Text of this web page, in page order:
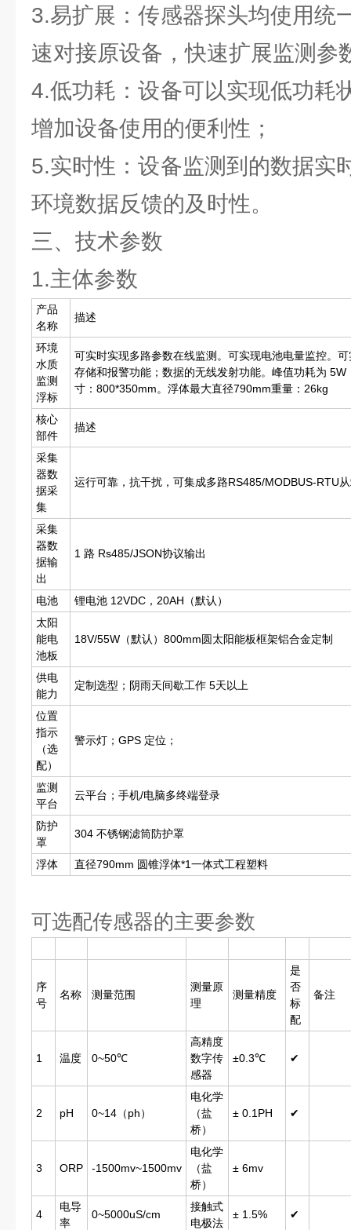
3.易扩展：传感器探头均使用统
速对接原设备，快速扩展监测参
4.低功耗：设备可以实现低功耗
增加设备使用的便利性；
5.实时性：设备监测到的数据实
环境数据反馈的及时性。
三、技术参数
1.主体参数
产品
名称
描述
环境
水质
监测
浮标
可实时实现多路参数在线监测。可实现电池电量监控。
存储和报警功能；数据的无线发射功能。峰值功耗为
寸：800*350mm。浮体最大直径790mm重量：26kg
核心
部件
描述
采集
器数
据采
集
运行可靠，抗干扰，可集成多路RS485/MODBUS-RTU
采集
器数
据输
出
1 路 Rs485/JSON协议输出
电池
锂电池 12VDC，20AH（默认）
太阳
能电
池板
18V/55W（默认）800mm圆太阳能板框架铝合金定制
供电
能力
定制选型；阴雨天间歇工作 5天以上
位置
指示
（选
配）
警示灯；GPS 定位；
监测
平台
云平台；手机/电脑多终端登录
防护
罩
304 不锈钢滤筒防护罩
浮体 直径790mm 圆锥浮体*1一体式工程塑料
可选配传感器的主要参数
序
号
名称 测量范围
测量原
理
测量精度
是
否
标
配
备注
1 温度 0~50℃
高精度
数字传
感器
±0.3℃ ✔
2 pH 0~14（ph）
电化学
（盐
桥）
± 0.1PH ✔
3 ORP -1500mv~1500mv
电化学
（盐
桥）
± 6mv
4
电导
率
0~5000uS/cm
接触式
电极法
± 1.5% ✔